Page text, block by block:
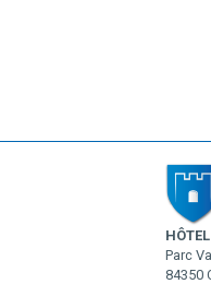
Parc
84350